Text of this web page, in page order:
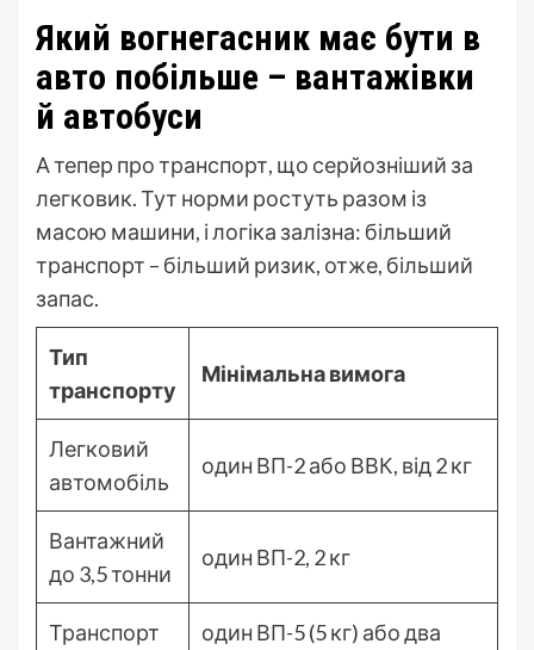
Який вогнегасник має бути в
авто побільше – вантажівки
й автобуси
А тепер про транспорт, що серйозніший за
легковик. Тут норми ростуть разом із
масою машини, і логіка залізна: більший
транспорт – більший ризик, отже, більший
запас.
Тип
транспорту
Мінімальна вимога
Легковий
автомобіль
один ВП-2 або ВВК, від 2 кг
Вантажний
до 3,5 тонни
один ВП-2, 2 кг
Транспорт
один ВП-5 (5 кг) або два